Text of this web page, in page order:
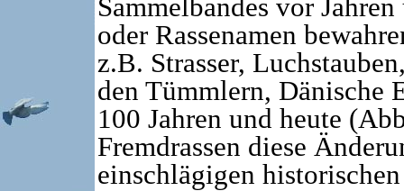
Sammelbandes vor
oder Rassenamen
z.B. Strasser,
den Tümmlern, Dänische
100 Jahren und heute
Fremdrassen diese
einschlägigen